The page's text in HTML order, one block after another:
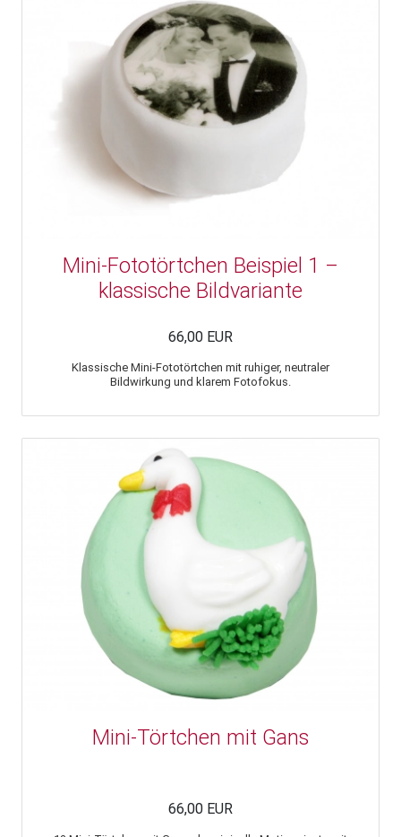
Mini-Fototörtchen Beispiel 1 –
klassische Bildvariante
66,00 EUR
Klassische Mini-Fototörtchen mit ruhiger, neutraler
Bildwirkung und klarem Fotofokus.
Mini-Törtchen mit Gans
66,00 EUR